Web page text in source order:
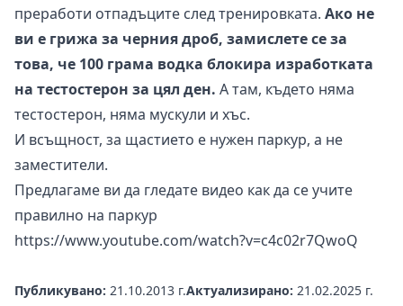
преработи отпадъците след тренировката. Ако не
ви е грижа за черния дроб, замислете се за
това, че 100 грама водка блокира изработката
на тестостерон за цял ден. А там, където няма
тестостерон, няма мускули и хъс.
И всъщност, за щастието е нужен паркур, а не
заместители.
Предлагаме ви да гледате видео как да се учите
правилно на паркур
https://www.youtube.com/watch?v=c4c02r7QwoQ
Публикувано: 21.10.2013 г.Актуализирано: 21.02.2025 г.